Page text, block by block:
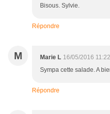
Bisous. Sylvie.
Répondre
M Marie L 16/05/2016 11:22
Sympa cette salade. A
Répondre